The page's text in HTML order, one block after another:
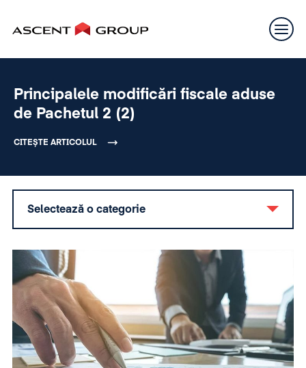
Principalele modificări fiscale aduse
de Pachetul 2 (2)
CITEȘTE ARTICOLUL
Selectează o categorie